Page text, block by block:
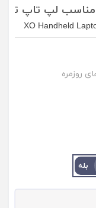
XO Handheld
روزمره
بله